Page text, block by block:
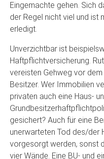
Eingemachte gehen. Sich
der Regel nicht viel und ist
erledigt.
Unverzichtbar ist
Haftpflichtversicherung.
vereisten Gehweg vor
Besitzer. Wer Immobilien
privaten auch eine Haus-
gesichert? Auch für eine
unerwarteten Tod des/der
vorgesorgt werden, sonst
vier Wände. Eine BU- und